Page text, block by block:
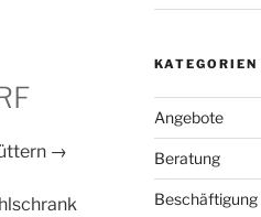
→
KATEGORIEN
Angebote
Beratung